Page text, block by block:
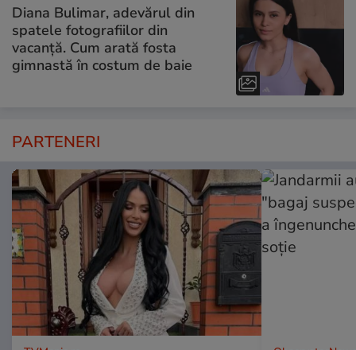
Diana Bulimar, adevărul din
spatele fotografiilor din
vacanță. Cum arată fosta
gimnastă în costum de baie
PARTENERI